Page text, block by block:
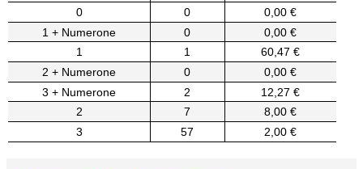
0
0
0,00 €
1 + Numerone
0
0,00 €
1
1
60,47 €
2 + Numerone
0
0,00 €
3 + Numerone
2
12,27 €
2
7
8,00 €
3
57 2,00 €